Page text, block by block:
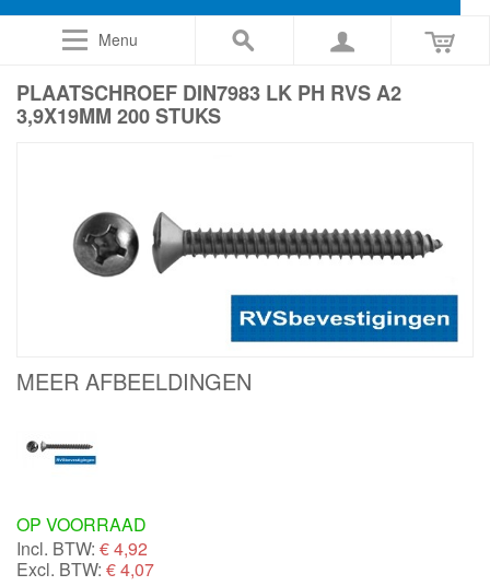
Menu
PLAATSCHROEF DIN7983 LK PH RVS A2
3,9X19MM 200 STUKS
MEER AFBEELDINGEN
OP VOORRAAD
Incl. BTW: €4,92
Excl. BTW: € 4,07